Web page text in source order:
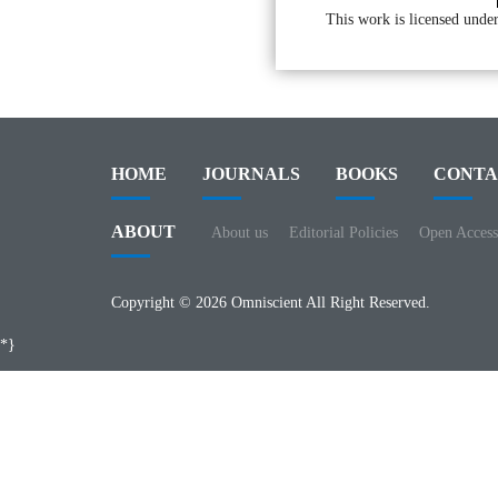
This work is licensed
HOME JOURNALS BOOKS
ABOUT About us Editorial Policies Open
Copyright © 2026 Omniscient All Right Reserved.
*}